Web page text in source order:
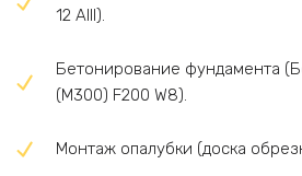
12 AIII).
Бетонирование фундамента
(М300) F200 W8).
Монтаж опалубки (доска